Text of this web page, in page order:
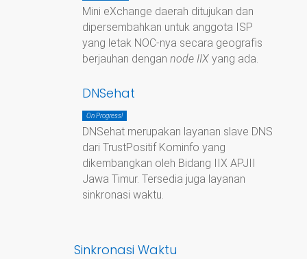
Mini eXchange daerah ditujukan dan
dipersembahkan untuk anggota ISP
yang letak NOC-nya secara geografis
berjauhan dengan node IIXyang ada.
DNSehat
On Progress!
DNSehat merupakan layanan slave DNS
dari TrustPositif Kominfo yang
dikembangkan oleh Bidang IIX APJII
Jawa Timur. Tersedia juga layanan
sinkronasi waktu.
Sinkronasi Waktu